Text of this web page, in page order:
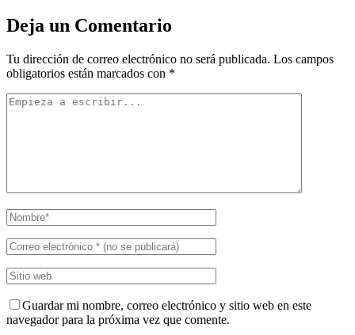
Deja un Comentario
Tu dirección de correo electrónico no será publicada. Los campos
obligatorios están marcados con *
Guardar mi nombre, correo electrónico y sitio web en este
navegador para la próxima vez que comente.